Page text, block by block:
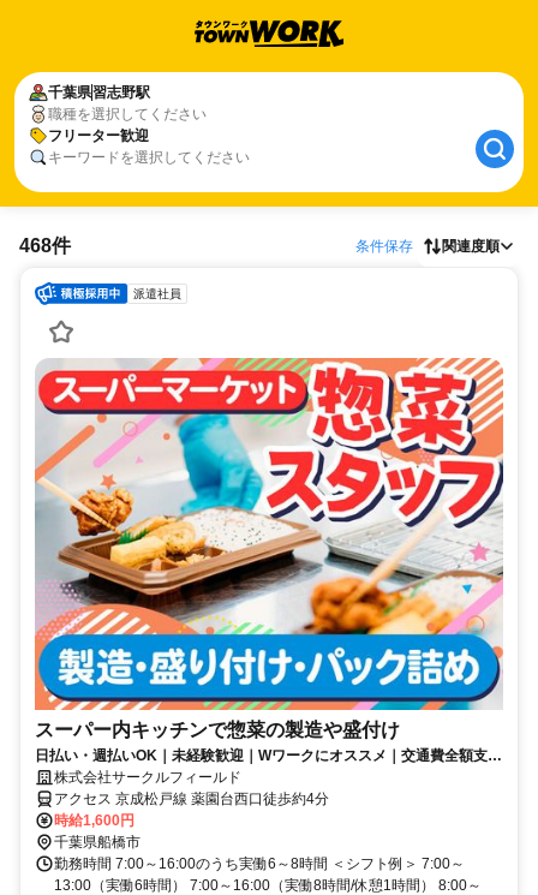
千葉県習志野駅
職種を選択してください
フリーター歓迎
キーワードを選択してください
468件 条件保存 関連度順
派遣社員
スーパー内キッチンで惣菜の製造や盛付け
日払い・週払いOK｜未経験歓迎｜Wワークにオススメ｜交通費全額支給
｜駅チカ
株式会社サークルフィールド
アクセス 京成松戸線 薬園台西口徒歩約4分
時給1,600円
千葉県船橋市
勤務時間 7:00～16:00のうち実働6～8時間 ＜シフト例＞ 7:00～
13:00（実働6時間） 7:00～16:00（実働8時間/休憩1時間） 8:00～